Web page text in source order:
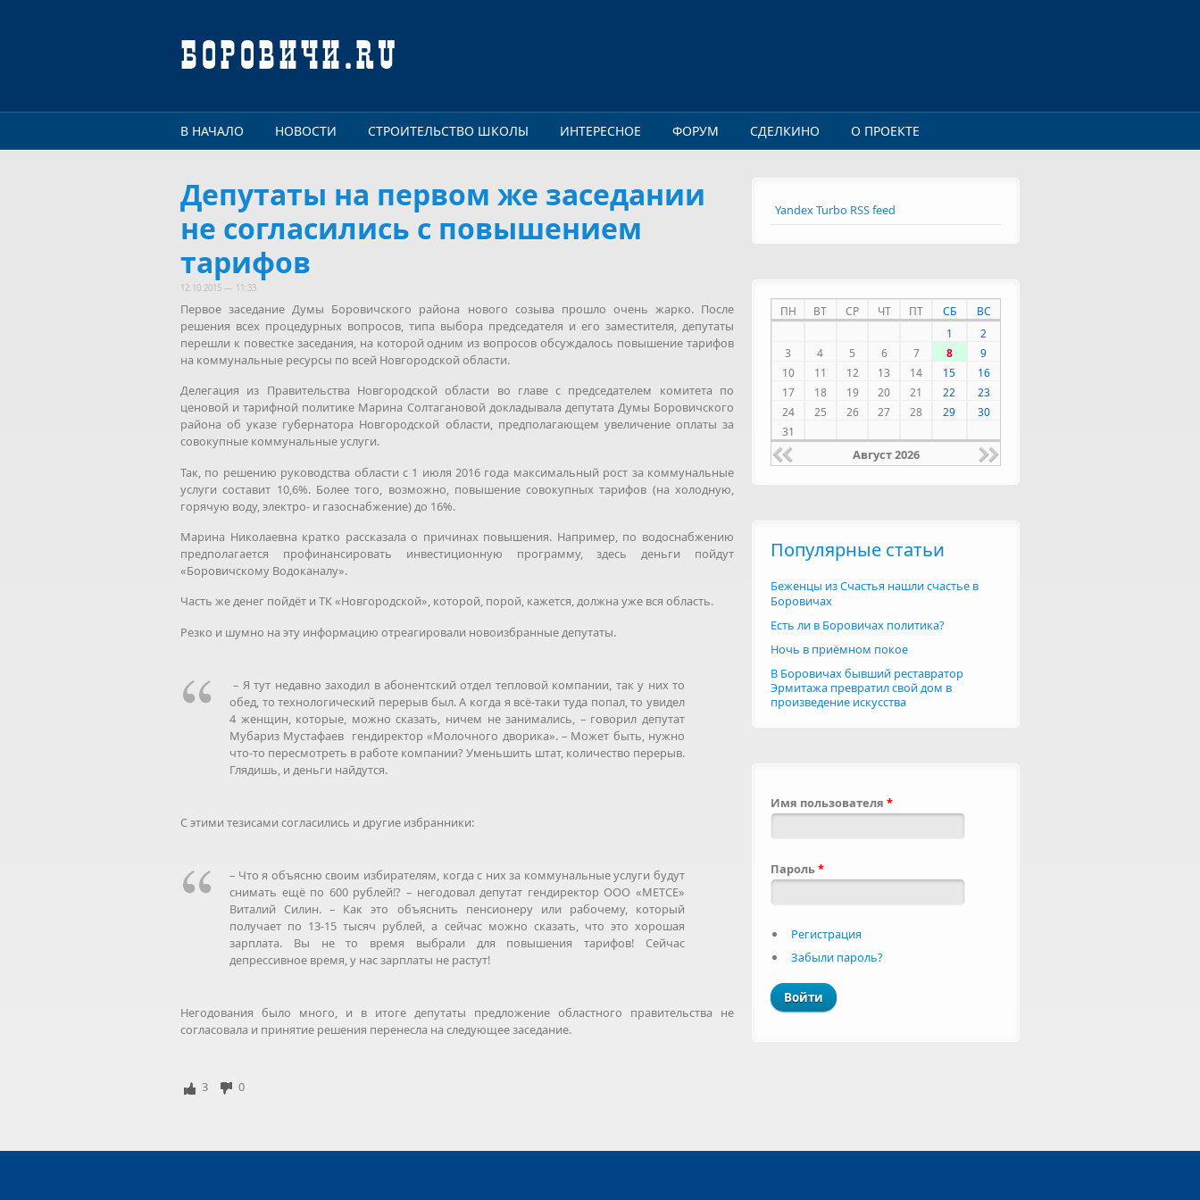
В НАЧАЛО НОВОСТИ СТРОИТЕЛЬСТВО ШКОЛЫ ИНТЕРЕСНОЕ ФОРУМ СДЕЛКИНО О ПРОЕКТЕ
Депутаты на первом же заседании
не согласились с повышением
тарифов
12.10.2015 — 11:33
Первое заседание Думы Боровичского района нового созыва прошло очень жарко. После
решения всех процедурных вопросов, типа выбора председателя и его заместителя, депутаты
перешли к повестке заседания, на которой одним из вопросов обсуждалось повышение тарифов
на коммунальные ресурсы по всей Новгородской области.
Делегация из Правительства Новгородской области во главе с председателем комитета по
ценовой и тарифной политике Марина Солтагановой докладывала депутата Думы Боровичского
района об указе губернатора Новгородской области, предполагающем увеличение оплаты за
совокупные коммунальные услуги.
Так, по решению руководства области с 1 июля 2016 года максимальный рост за коммунальные
услуги составит 10,6%. Более того, возможно, повышение совокупных тарифов (на холодную,
горячую воду, электро- и газоснабжение) до 16%.
Марина Николаевна кратко рассказала о причинах повышения. Например, по водоснабжению
предполагается профинансировать инвестиционную программу, здесь деньги пойдут
«Боровичскому Водоканалу».
Часть же денег пойдёт и ТК «Новгородской», которой, порой, кажется, должна уже вся область.
Резко и шумно на эту информацию отреагировали новоизбранные депутаты.
– Я тут недавно заходил в абонентский отдел тепловой компании, так у них то
обед, то технологический перерыв был. А когда я всё-таки туда попал, то увидел
4 женщин, которые, можно сказать, ничем не занимались, – говорил депутат
Мубариз Мустафаев гендиректор «Молочного дворика». – Может быть, нужно
что-то пересмотреть в работе компании? Уменьшить штат, количество перерыв.
Глядишь, и деньги найдутся.
С этими тезисами согласились и другие избранники:
– Что я объясню своим избирателям, когда с них за коммунальные услуги будут
снимать ещё по 600 рублей!? – негодовал депутат гендиректор ООО «МЕТСЕ»
Виталий Силин. – Как это объяснить пенсионеру или рабочему, который
получает по 13-15 тысяч рублей, а сейчас можно сказать, что это хорошая
зарплата. Вы не то время выбрали для повышения тарифов! Сейчас
депрессивное время, у нас зарплаты не растут!
Негодования было много, и в итоге депутаты предложение областного правительства не
согласовала и принятие решения перенесла на следующее заседание.
3 0
Yandex Turbo RSS feed
ПН ВТ СР ЧТ ПТ СБ
ВС
1
2
3
4 5 6 7 8
9
10
11 12 13 14 15
16
17
18 19 20 21 22
23
24
25 26 27 28 29
30
31
Август 2026
Популярные статьи
Беженцы из Счастья нашли счастье в
Боровичах
Есть ли в Боровичах политика?
Ночь в приёмном покое
В Боровичах бывший реставратор
Эрмитажа превратил свой дом в
произведение искусства
Имя пользователя *
Пароль*
Регистрация
Забыли пароль?